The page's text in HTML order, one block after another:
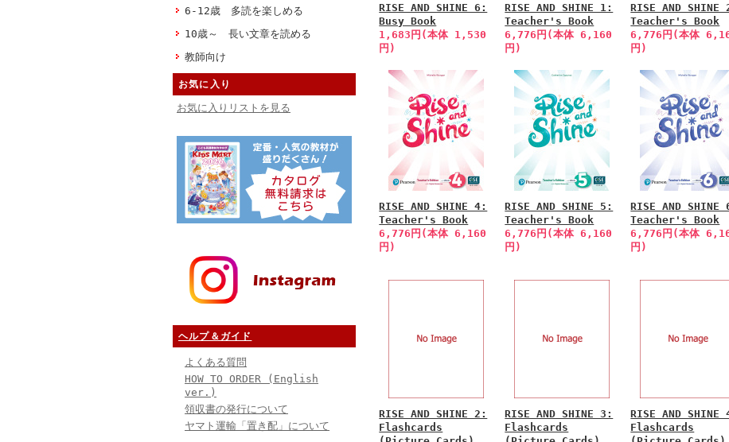
6-12歳 多読を楽しめる
10歳～ 長い文章を読める
教師向け
お気に入り
お気に入りリストを見る
ヘルプ＆ガイド
よくある質問
HOW TO ORDER (English
ver.)
領収書の発行について
ヤマト運輸「置き配」について
RISE AND SHINE 6:
Busy Book
1,683円(本体 1,530
円)
RISE AND SHINE 1:
Teacher's Book
6,776円(本体 6,160
円)
RISE AND SHINE
Teacher's Book
6,776円(本体
円)
RISE AND SHINE 4:
Teacher's Book
6,776円(本体 6,160
円)
RISE AND SHINE 5:
Teacher's Book
6,776円(本体 6,160
円)
RISE AND SHINE
Teacher's Book
6,776円(本体
円)
RISE AND SHINE 2:
Flashcards
RISE AND SHINE 3:
Flashcards
RISE AND SHINE
Flashcards